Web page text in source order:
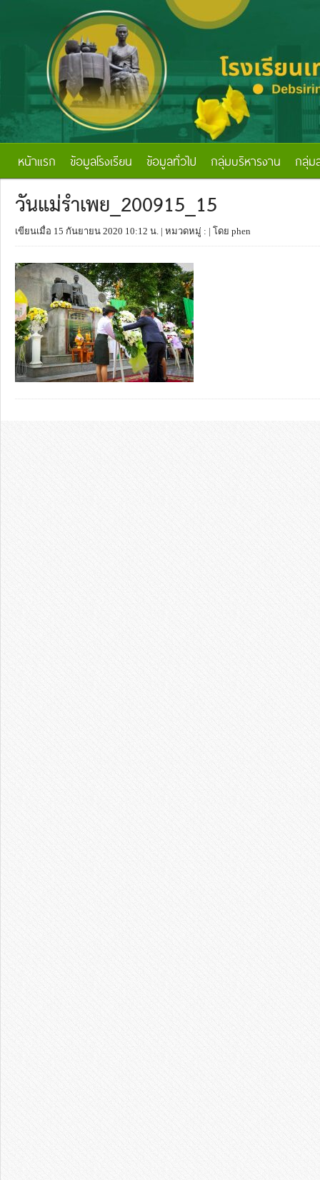
หน้าแรก ข้อมูลโรงเรียน ข้อมูลทั่วไป กลุ่มบริหารงาน กลุ่ม
วันแม่รำเพย_200915_15
เขียนเมื่อ 15 กันยายน 2020 10:12 น. | หมวดหมู่ : | โดย phen